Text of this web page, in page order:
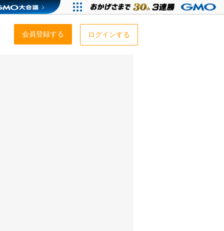
会員登録する ログインする